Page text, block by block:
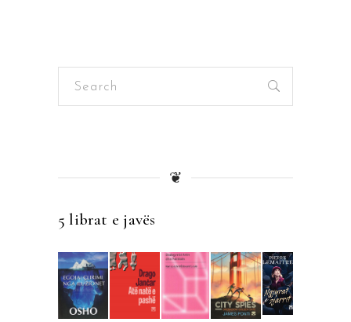
Search
❦
5 librat e javës